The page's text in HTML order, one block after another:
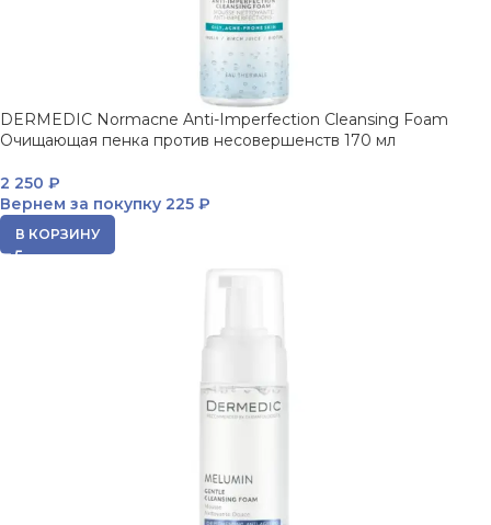
DERMEDIC Normacne Anti-Imperfection Cleansing Foam
Очищающая пенка против несовершенств 170 мл
2 250 ₽
Вернем за покупку 225 ₽
В КОРЗИНУ